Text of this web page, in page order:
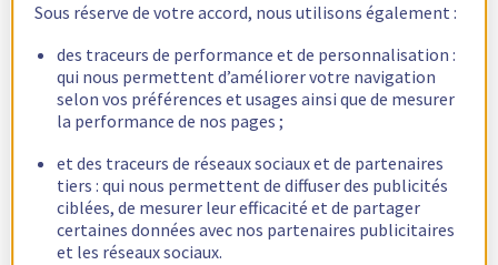
Sous réserve de votre accord, nous utilisons également :
des traceurs de performance et de personnalisation :
qui nous permettent d’améliorer votre navigation
selon vos préférences et usages ainsi que de mesurer
la performance de nos pages ;
et des traceurs de réseaux sociaux et de partenaires
tiers : qui nous permettent de diffuser des publicités
ciblées, de mesurer leur efficacité et de partager
certaines données avec nos partenaires publicitaires
et les réseaux sociaux.